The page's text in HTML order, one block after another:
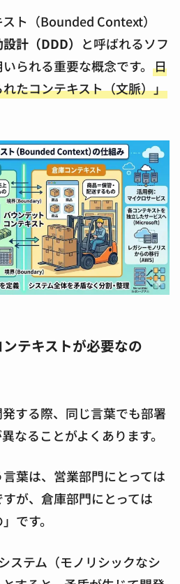
ト（Bounded Context）
計（DDD） と呼ばれるソフ
られる重要な概念です。 日
たコンテキスト（文脈）」
テキストが必要なの
する際、同じ言葉でも部署
なることがよくあります。
葉は、営業部門にとっては
すが、倉庫部門にとっては
です。
ステム（モノリシックなシ